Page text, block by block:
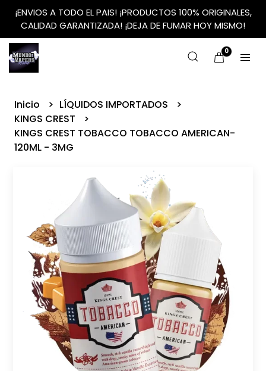
¡ENVIOS A TODO EL PAIS! ¡PRODUCTOS 100% ORIGINALES,
CALIDAD GARANTIZADA! ¡DEJA DE FUMAR HOY MISMO!
0
Inicio
LÍQUIDOS IMPORTADOS
KINGS CREST
KINGS CREST TOBACCO TOBACCO AMERICAN-
120ML - 3MG